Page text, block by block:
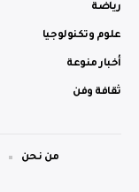
رياضة
علوم وتكنولوجيا
أخبار منوعة
ثقافة وفن
من نحن